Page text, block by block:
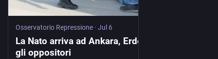
Osservatorio Repressione · Jul 6
La Nato arriva ad Ankara, Erdogan reprime
gli oppositori